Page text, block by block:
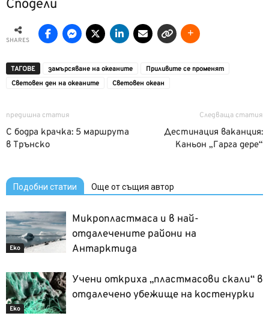
Сподели
SHARES
ТАГОВЕ замърсяване на океаните
Приливите се променят
Световен ден на океаните
Световен океан
предишна статия
С бодра крачка: 5 маршрута
в Трънско
Следваща статия
Дестинация ваканция:
Каньон „Гарга дере“
Подобни статии Още от същия автор
Еко
Микропластмаса и в най-
отдалечените райони на
Антарктида
Еко
Учени откриха „пластмасови скали“ в
отдалечено убежище на костенурки